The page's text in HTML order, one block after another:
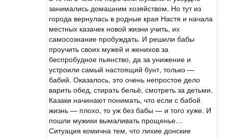
занимались домашним хозяйством. Но тут из
города вернулась в родные края Настя и начала
местных казачек новой жизни учить, их
самосознание пробуждать. И решили бабы
проучить своих мужей и женихов за
беспробудное пьянство, да за унижение и
устроили самый настоящий бунт, только —
бабий. Оказалось, это очень непростое дело
варить обед, стирать бельё, смотреть за детьми.
Казаки начинают понимать, что если с бабой
жизнь — плохо, то уж без бабы — и того хуже. И
пошли мужики вымаливать прощенье…
Ситуация комична тем, что лихие донские